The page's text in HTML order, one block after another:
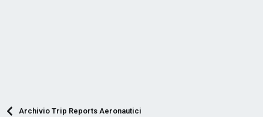
Archivio Trip Reports Aeronautici